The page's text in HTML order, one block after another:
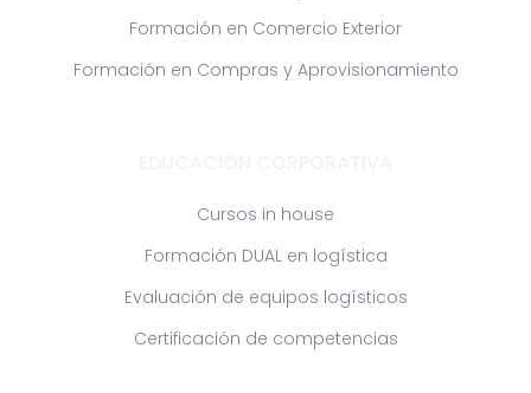
Formación en Comercio Exterior
Formación en Compras y Aprovisionamiento
Cursos in house
Formación DUAL en logística
Evaluación de equipos logísticos
Certificación de competencias